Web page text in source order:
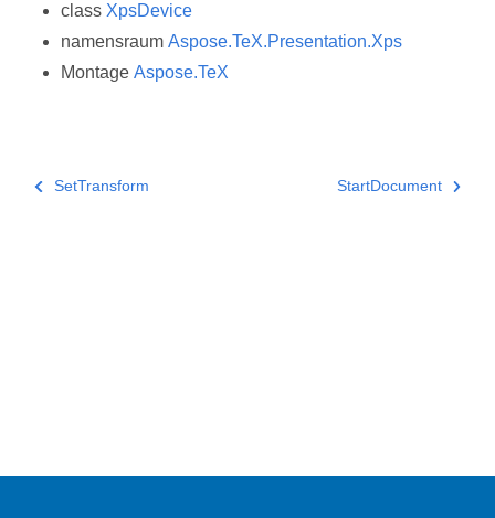
class XpsDevice
namensraum Aspose.TeX.Presentation.Xps
Montage Aspose.TeX
SetTransform StartDocument